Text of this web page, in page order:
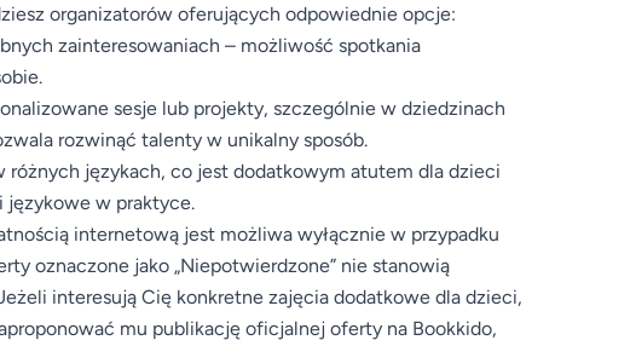
organizatorów oferujących odpowiednie opcje:
zainteresowaniach – możliwość spotkania
sesje lub projekty, szczególnie w dziedzinach
rozwinąć talenty w unikalny sposób.
językach, co jest dodatkowym atutem dla dzieci
w praktyce.
internetową jest możliwa wyłącznie w przypadku
oznaczone jako „Niepotwierdzone” nie stanowią
interesują Cię konkretne zajęcia dodatkowe dla dzieci,
mu publikację oficjalnej oferty na Bookkido,